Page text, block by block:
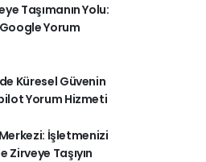
Taşımanın Yolu:
Yorum
Küresel Güvenin
Yorum Hizmeti
İşletmenizi
Zirveye Taşıyın